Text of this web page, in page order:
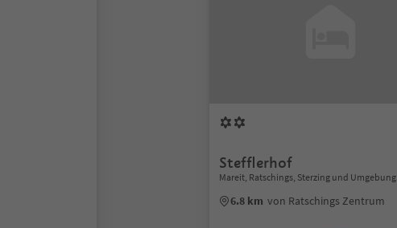
Stefflerhof
Mareit, Ratschings, Sterzing und Umgebung
6.8 km von Ratschings Zentrum